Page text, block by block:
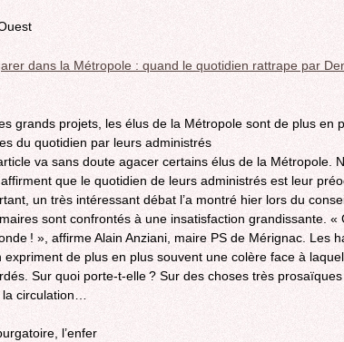
dans la Métropole : quand le quotidien rattrape par
grands projets, les élus de la Métropole sont de plus en
du quotidien par leurs administrés
va sans doute agacer certains élus de la Métropole.
que le quotidien de leurs administrés est leur
un très intéressant débat l’a montré hier lors du
sont confrontés à une insatisfaction grandissante. «
! », affirme Alain Anziani, maire PS de Mérignac. Les
expriment de plus en plus souvent une colère face à
Sur quoi porte-t-elle ? Sur des choses très
circulation…
l’enfer